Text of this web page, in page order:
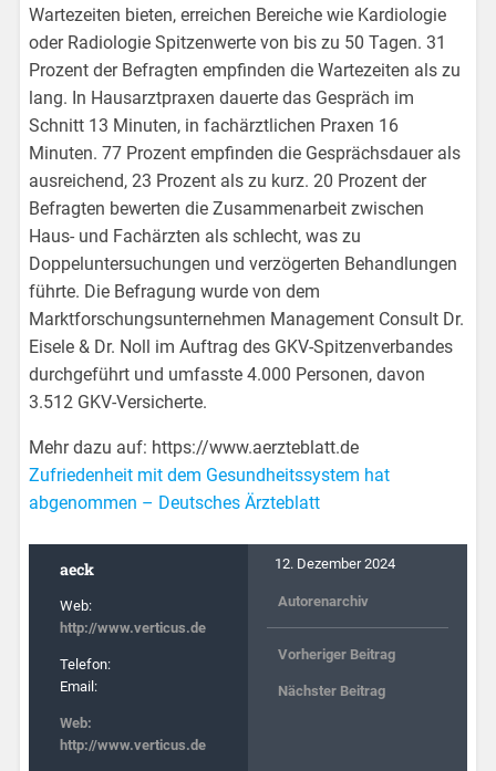
Wartezeiten bieten, erreichen Bereiche wie Kardiologie
oder Radiologie Spitzenwerte von bis zu 50 Tagen. 31
Prozent der Befragten empfinden die Wartezeiten als zu
lang. In Hausarztpraxen dauerte das Gespräch im
Schnitt 13 Minuten, in fachärztlichen Praxen 16
Minuten. 77 Prozent empfinden die Gesprächsdauer als
ausreichend, 23 Prozent als zu kurz. 20 Prozent der
Befragten bewerten die Zusammenarbeit zwischen
Haus- und Fachärzten als schlecht, was zu
Doppeluntersuchungen und verzögerten Behandlungen
führte. Die Befragung wurde von dem
Marktforschungsunternehmen Management Consult Dr.
Eisele & Dr. Noll im Auftrag des GKV-Spitzenverbandes
durchgeführt und umfasste 4.000 Personen, davon
3.512 GKV-Versicherte.
Mehr dazu auf: https://www.aerzteblatt.de
Zufriedenheit mit dem Gesundheitssystem hat
abgenommen – Deutsches Ärzteblatt
aeck
Web:
http://www.verticus.de
Telefon:
Email:
Web:
http://www.verticus.de
12. Dezember 2024
Autorenarchiv
Vorheriger Beitrag
Nächster Beitrag